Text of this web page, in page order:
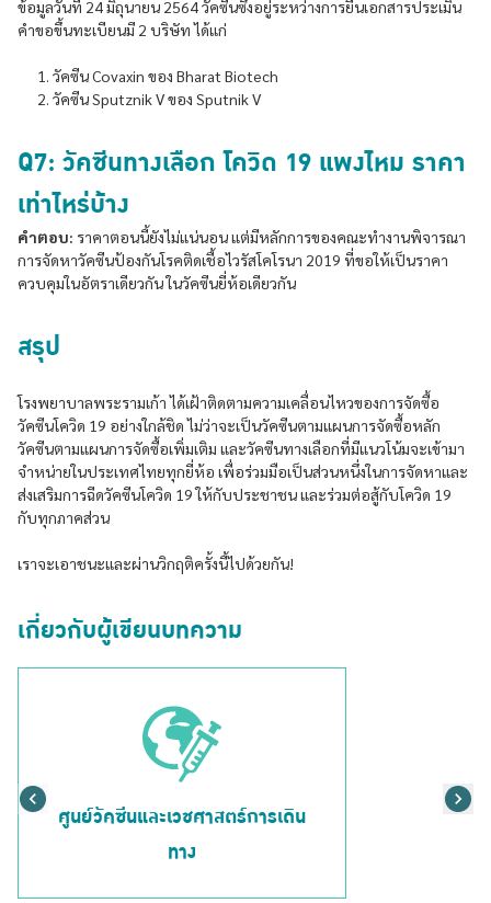
ข้อมูลวันที่ 24 มิถุนายน 2564 วัคซีนซึ่งอยู่ระหว่างการยื่นเอกสารประเมิน
คำขอขึ้นทะเบียนมี 2 บริษัท ได้แก่
วัคซีน Covaxin ของ Bharat Biotech
วัคซีน Sputznik V ของ Sputnik V
Q7: วัคซีนทางเลือก โควิด 19 แพงไหม ราคา
เท่าไหร่บ้าง
คำตอบ: ราคาตอนนี้ยังไม่แน่นอน แต่มีหลักการของคณะทำงานพิจารณา
การจัดหาวัคซีนป้องกันโรคติดเชื้อไวรัสโคโรนา 2019 ที่ขอให้เป็นราคา
ควบคุมในอัตราเดียวกัน ในวัคซีนยี่ห้อเดียวกัน
สรุป
โรงพยาบาลพระรามเก้า ได้เฝ้าติดตามความเคลื่อนไหวของการจัดซื้อ
วัคซีนโควิด 19 อย่างใกล้ชิด ไม่ว่าจะเป็นวัคซีนตามแผนการจัดซื้อหลัก
วัคซีนตามแผนการจัดซื้อเพิ่มเติม และวัคซีนทางเลือกที่มีแนวโน้มจะเข้ามา
จำหน่ายในประเทศไทยทุกยี่ห้อ เพื่อร่วมมือเป็นส่วนหนึ่งในการจัดหาและ
ส่งเสริมการฉีดวัคซีนโควิด 19 ให้กับประชาชน และร่วมต่อสู้กับโควิด 19
กับทุกภาคส่วน
เราจะเอาชนะและผ่านวิกฤติครั้งนี้ไปด้วยกัน!
เกี่ยวกับผู้เขียนบทความ
ศูนย์วัคซีนและเวชศาสตร์การเดิน
ทาง